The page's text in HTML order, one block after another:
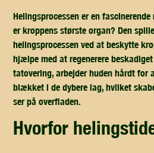
Helingsprocessen er en
er kroppens største organ? Den
helingsprocessen ved at beskytte
hjælpe med at regenerere
tatovering, arbejder huden hårdt for
blækket i de dybere lag, hvilket
ser på overfladen.
hvorfor